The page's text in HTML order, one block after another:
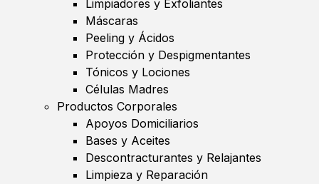
Limpiadores y Exfoliantes
Máscaras
Peeling y Ácidos
Protección y Despigmentantes
Tónicos y Lociones
Células Madres
Productos Corporales
Apoyos Domiciliarios
Bases y Aceites
Descontracturantes y Relajantes
Limpieza y Reparación